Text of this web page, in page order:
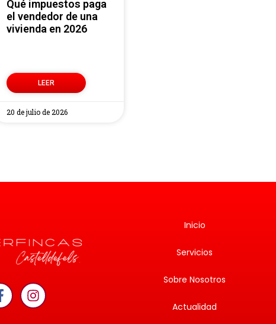
Qué impuestos paga
el vendedor de una
vivienda en 2026
LEER
20 de julio de 2026
Inicio
Servicios
Sobre Nosotros
Actualidad